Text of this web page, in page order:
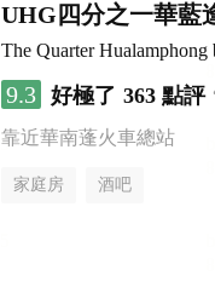
UHG四分之一華藍
The Quarter
9.3 好極了 363 點評
靠近華南蓬火車總站
家庭房 酒吧